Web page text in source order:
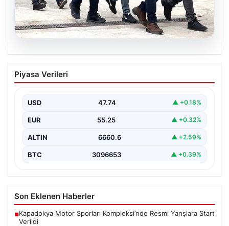
Holding Patronuna Yasa Dışı Bahis ve
Malvarlığına El Koyma Operasyonu
sonucunda, yasa dışı bahis gelirlerini aklama ve
organizasyon…
Piyasa Verileri
USD 47.74 ▲ +0.18%
EUR 55.25 ▲ +0.32%
ALTIN 6660.6 ▲ +2.59%
BTC 3096653 ▲ +0.39%
Son Eklenen Haberler
■Kapadokya Motor Sporları Kompleksi’nde Resmi Yarışlara Start
Verildi